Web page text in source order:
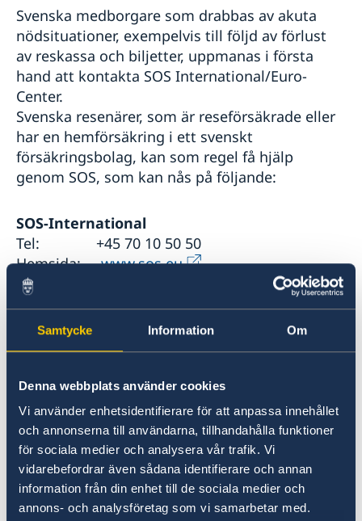
Samtycke Information Om
Denna webbplats använder cookies
Vi använder enhetsidentifierare för att anpassa innehållet
och annonserna till användarna, tillhandahålla funktioner
för sociala medier och analysera vår trafik. Vi
vidarebefordrar även sådana identifierare och annan
information från din enhet till de sociala medier och
annons- och analysföretag som vi samarbetar med.
Reseinformation
Ambassadens reseinformation - Singapore
Aktuella händelser
Allmänna säkerhetsläget
Terrorism
Naturförhållanden och katastrofer
In- och utresebestämmelser
Hälso- och sjukvård
Lokala lagar och sedvänjor
Trafiksäkerhet
Resa i landet
Svenska medborgare som drabbas av akuta
nödsituationer, exempelvis till följd av förlust
av reskassa och biljetter, uppmanas i första
hand att kontakta SOS International/Euro-
Center.
Svenska resenärer, som är reseförsäkrade eller
har en hemförsäkring i ett svenskt
försäkringsbolag, kan som regel få hjälp
genom SOS, som kan nås på följande:
SOS-International
Tel: +45 70 10 50 50
Hemsida:www.sos.eu
Europeiska ERV Alarm
Tel: +46 770 456 920
Hemsida:Europeiska ERV
Om Du behöver pengar snabbt kan Du be
någon i Sverige skicka pengar via Western
Union
(tel i Sverige 020 202 084), vars agent i
Singapore är: